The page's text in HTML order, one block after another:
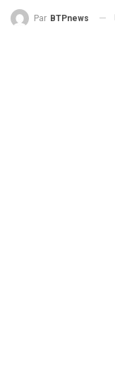
Par BTPnews